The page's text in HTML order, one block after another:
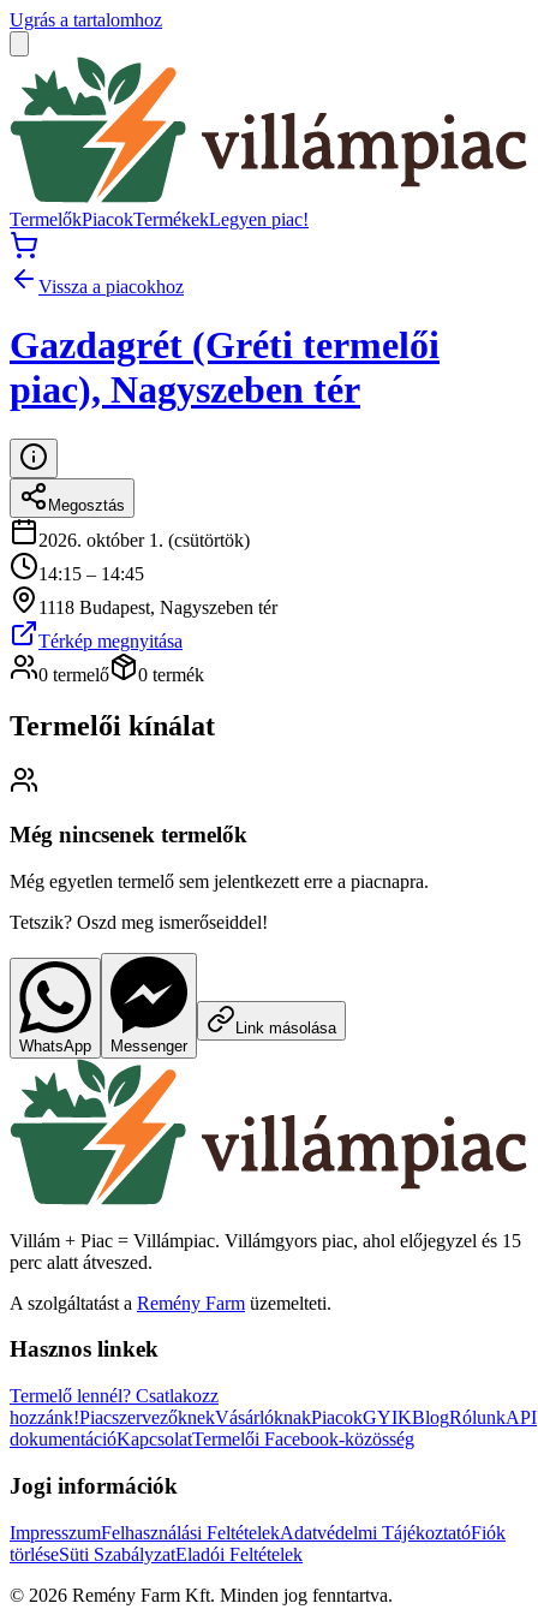
Ugrás a tartalomhoz
TermelőkPiacokTermékekLegyen piac!
Vissza a piacokhoz
Gazdagrét (Gréti termelői
piac), Nagyszeben tér
Megosztás
2026. október 1. (csütörtök)
14:15 – 14:45
1118 Budapest, Nagyszeben tér
Térkép megnyitása
0 termelő
0 termék
Termelői kínálat
Még nincsenek termelők
Még egyetlen termelő sem jelentkezett erre a piacnapra.
Tetszik? Oszd meg ismerőseiddel!
WhatsApp Messenger
Link másolása
Villám + Piac = Villámpiac. Villámgyors piac, ahol előjegyzel és 15
perc alatt átveszed.
A szolgáltatást a Remény Farm üzemelteti.
Hasznos linkek
Termelő lennél? Csatlakozz
hozzánk!PiacszervezőknekVásárlóknakPiacokGYIKBlogRólunkAPI
dokumentációKapcsolatTermelői Facebook-közösség
Jogi információk
ImpresszumFelhasználási FeltételekAdatvédelmi TájékoztatóFiók
törléseSüti SzabályzatEladói Feltételek
© 2026 Remény Farm Kft. Minden jog fenntartva.